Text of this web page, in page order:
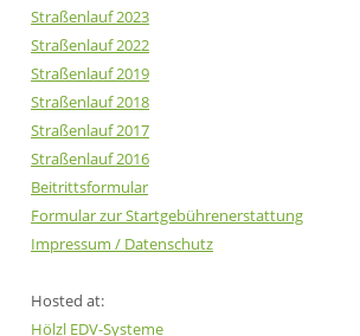
Straßenlauf 2023
Straßenlauf 2022
Straßenlauf 2019
Straßenlauf 2018
Straßenlauf 2017
Straßenlauf 2016
Beitrittsformular
Formular zur Startgebührenerstattung
Impressum / Datenschutz
Hosted at:
Hölzl EDV-Systeme